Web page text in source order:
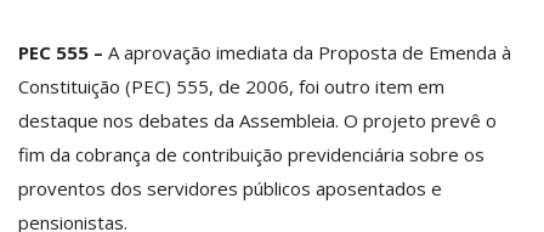
PEC 555 – A aprovação imediata da Proposta de Emenda à
Constituição (PEC) 555, de 2006, foi outro item em
destaque nos debates da Assembleia. O projeto prevê o
fim da cobrança de contribuição previdenciária sobre os
proventos dos servidores públicos aposentados e
pensionistas.